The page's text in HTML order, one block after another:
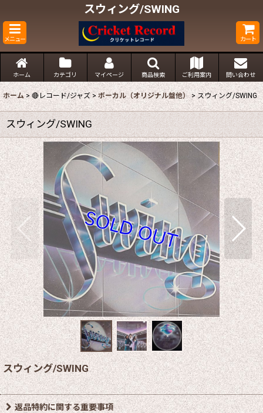
スウィング/SWING
メニュー カート
ホーム カテゴリ マイページ 商品検索 ご利用案内 問い合わせ
ホーム > 🔴レコード/ジャズ > ボーカル（オリジナル盤他） > スウィング/SWING
スウィング/SWING
スウィング/SWING
返品特約に関する重要事項